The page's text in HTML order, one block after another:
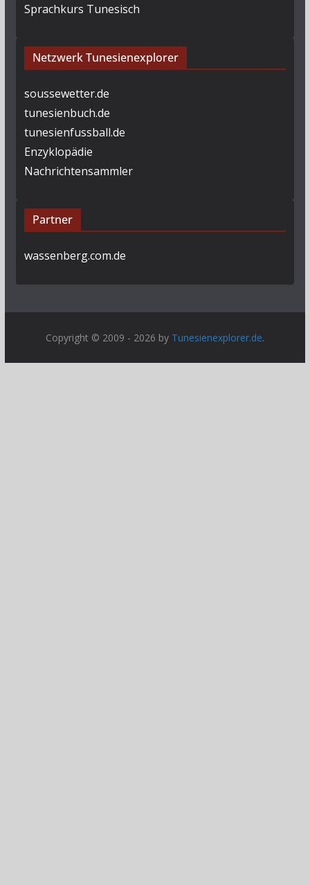
Sprachkurs Tunesisch
Netzwerk Tunesienexplorer
soussewetter.de
tunesienbuch.de
tunesienfussball.de
Enzyklopädie
Nachrichtensammler
Partner
wassenberg.com.de
Copyright © 2009 - 2026 by Tunesienexplorer.de.